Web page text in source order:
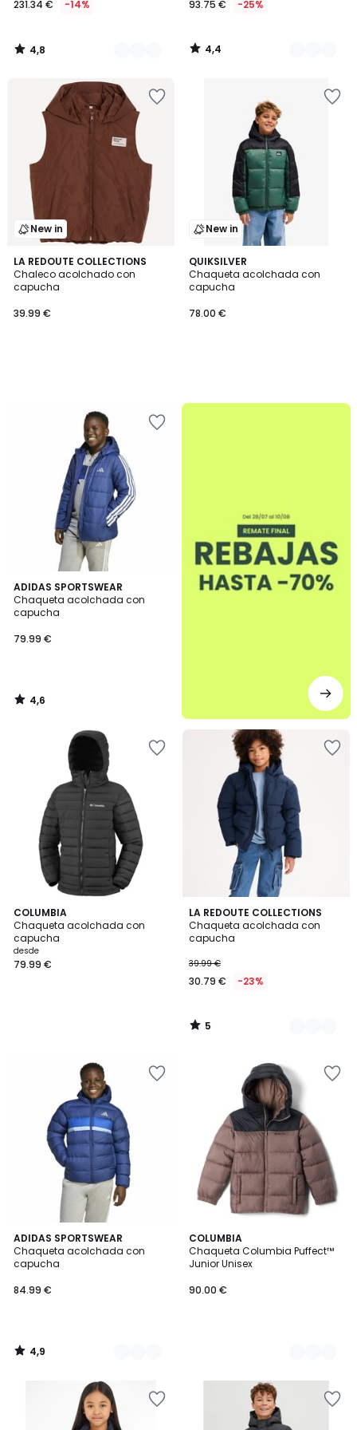
en
de
269.00
descuento
aplicado.
231.34 € -14%
4,8
/
93.75 € -25%
4,4
/
New in
LA REDOUTE COLLECTIONS
Chaleco acolchado con
capucha
39.99 €
New in
QUIKSILVER
Chaqueta acolchada con
capucha
78.00 €
ADIDAS SPORTSWEAR
Chaqueta acolchada con
capucha
79.99 €
4,6
/ 5
4,6
/
.
COLUMBIA
Chaqueta acolchada con
capucha
desde
79.99 €
LA REDOUTE COLLECTIONS
Chaqueta acolchada con
capucha
39.99 €
30.79 € -23%
5
/
5
2
Colores
5
/
ADIDAS SPORTSWEAR
Chaqueta acolchada con
capucha
84.99 €
4,9
/ 5
2
Colores
4,9
/
COLUMBIA
Chaqueta Columbia Puffect™
Junior Unisex
90.00 €
3
Colores